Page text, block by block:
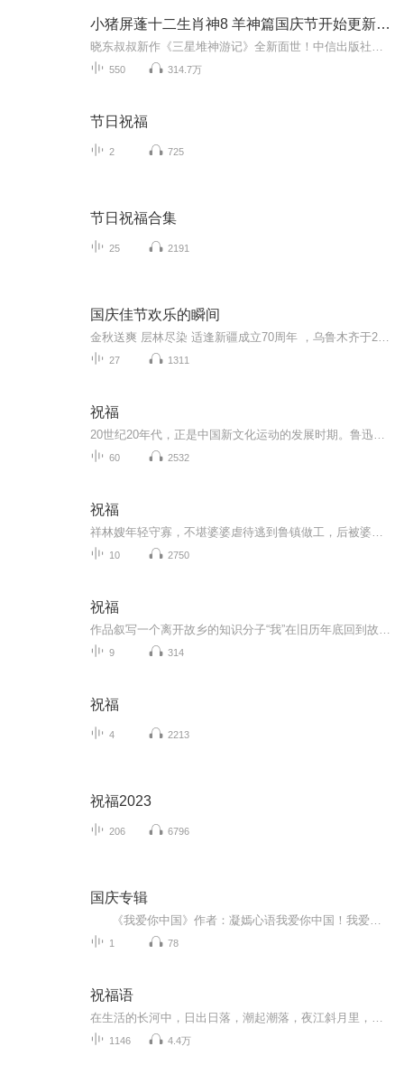
小猪屏蓬十二生肖神8 羊神篇国庆节开始更新啦！
550 314.7万
节日祝福
2 725
节日祝福合集
25 2191
国庆佳节欢乐的瞬间
27 1311
祝福
60 2532
祝福
10 2750
祝福
9 314
祝福
4 2213
祝福2023
206 6796
国庆专辑
1 78
祝福语
1146 4.4万